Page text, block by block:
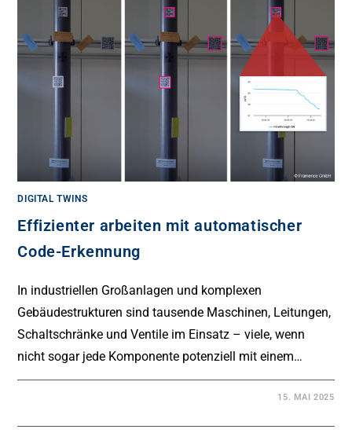
DIGITAL TWINS
Effizienter arbeiten mit automatischer
Code-Erkennung
In industriellen Großanlagen und komplexen
Gebäudestrukturen sind tausende Maschinen, Leitungen,
Schaltschränke und Ventile im Einsatz – viele, wenn
nicht sogar jede Komponente potenziell mit einem…
15. MAI 2025